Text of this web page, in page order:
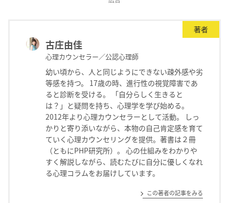
著者
古庄由佳
心理カウンセラー／公認心理師
幼い頃から、人と同じようにできない疎外感や劣
等感を持つ。 17歳の時、進行性の視覚障害であ
ると診断を受ける。 「自分らしく生きると
は？」と疑問を持ち、心理学を学び始める。
2012年より心理カウンセラーとして活動。 しっ
かりと寄り添いながら、本物の自己肯定感を育て
ていく心理カウンセリングを提供。著書は２冊
（ともにPHP研究所）。 心の仕組みをわかりや
すく解説しながら、読むたびに自分に優しくなれ
る心理コラムをお届けしています。
この著者の記事をみる